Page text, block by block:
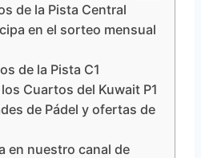
de la Pista Central
en el sorteo mensual
de la Pista C1
Cuartos del Kuwait P1
de Pádel y ofertas de
en nuestro canal de